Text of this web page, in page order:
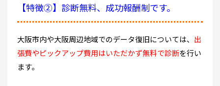
【特徴②】診断無料、成功報酬制です。
大阪市内や大阪周辺地域でのデータ復旧については、 出
張費やピックアップ費用はいただかず無料で診断を行い
ます。